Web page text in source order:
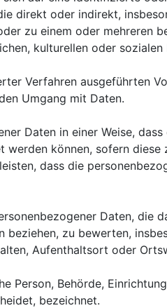
direkt oder indirekt,
zu einem oder
kulturellen oder
Verfahren ausgeführten
Umgang mit Daten.
Daten in einer Weise,
können, sofern
dass die
Daten,
beziehen, zu bewerten,
Aufenthaltsort oder
Person, Behörde,
bezeichnet.